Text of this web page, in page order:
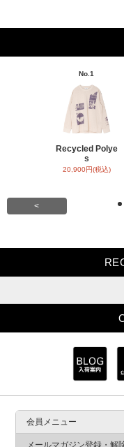
No.1
Recycled Polye
s
20,900円(税込)
<
会員メニュー
メールマガジン登録・解